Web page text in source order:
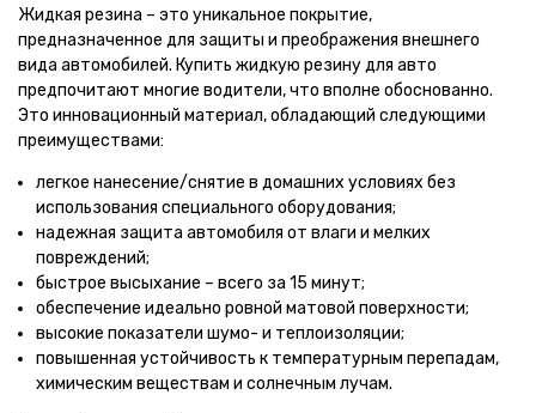
Жидкая резина – это уникальное покрытие,
предназначенное для защиты и преображения внешнего
вида автомобилей. Купить жидкую резину для авто
предпочитают многие водители, что вполне обоснованно.
Это инновационный материал, обладающий следующими
преимуществами:
легкое нанесение/снятие в домашних условиях без
использования специального оборудования;
надежная защита автомобиля от влаги и мелких
повреждений;
быстрое высыхание – всего за 15 минут;
обеспечение идеально ровной матовой поверхности;
высокие показатели шумо- и теплоизоляции;
повышенная устойчивость к температурным перепадам,
химическим веществам и солнечным лучам.